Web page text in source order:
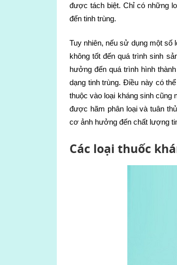
được tách biệt. Chỉ có những
đến tinh trùng.
Tuy nhiên, nếu sử dụng một số
không tốt đến quá trình sinh
hưởng đến quá trình hình
dạng tinh trùng. Điều này có
thuộc vào loại kháng sinh
được hãm phân loại và tuân
cơ ảnh hưởng đến chất lượng
Các loại thuốc